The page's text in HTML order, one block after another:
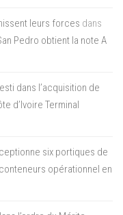
leurs forces dans
Pedro obtient la note A
dans l’acquisition de
d’Ivoire Terminal
six portiques de
opérationnel en